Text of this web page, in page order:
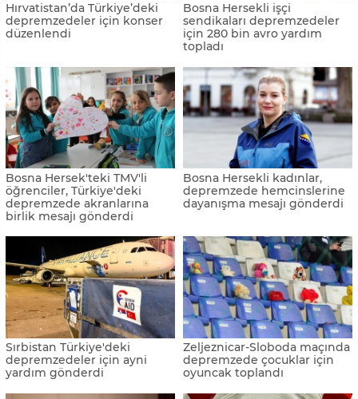
Hırvatistan’da Türkiye’deki
depremzedeler için konser
düzenlendi
Bosna Hersekli işçi
sendikaları depremzedeler
için 280 bin avro yardım
topladı
Bosna Hersek'teki TMV'li
öğrenciler, Türkiye'deki
depremzede akranlarına
birlik mesajı gönderdi
Bosna Hersekli kadınlar,
depremzede hemcinslerine
dayanışma mesajı gönderdi
Sırbistan Türkiye'deki
depremzedeler için ayni
yardım gönderdi
Zeljeznicar-Sloboda maçında
depremzede çocuklar için
oyuncak toplandı